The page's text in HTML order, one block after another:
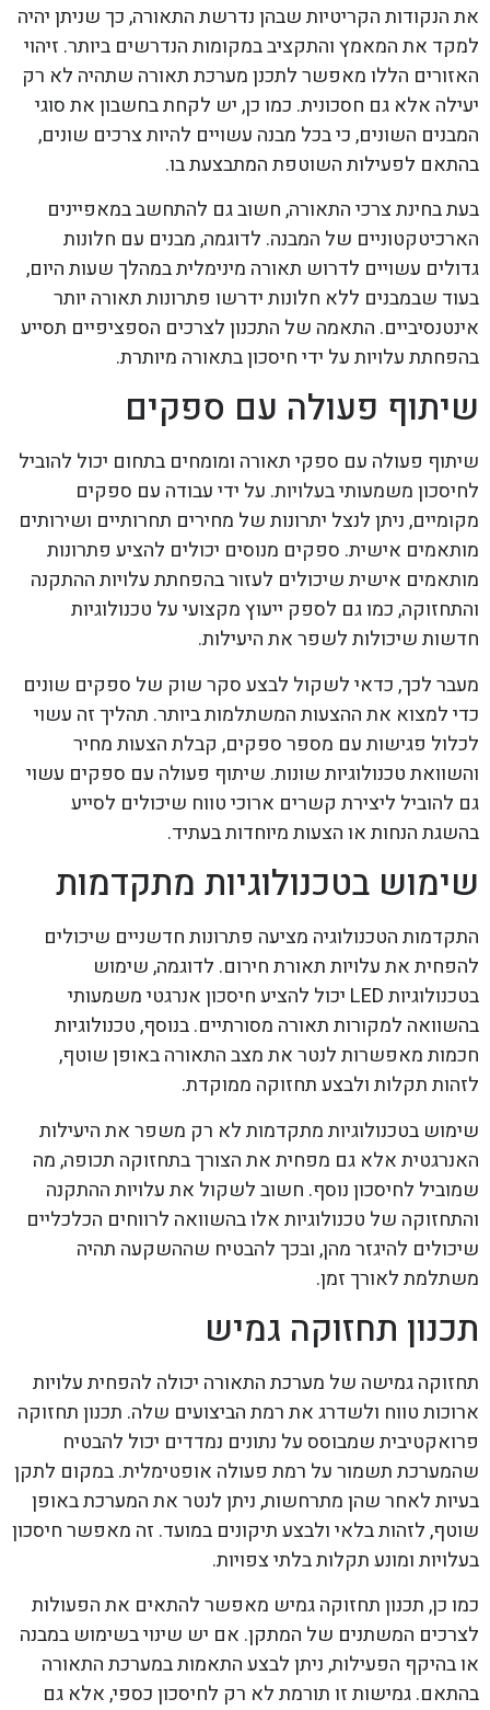
את הנקודות הקריטיות שבהן נדרשת התאורה, כך שניתן יהיה
למקד את המאמץ והתקציב במקומות הנדרשים ביותר. זיהוי
האזורים הללו מאפשר לתכנן מערכת תאורה שתהיה לא רק
יעילה אלא גם חסכונית. כמו כן, יש לקחת בחשבון את סוגי
המבנים השונים, כי בכל מבנה עשויים להיות צרכים שונים,
בהתאם לפעילות השוטפת המתבצעת בו.
בעת בחינת צרכי התאורה, חשוב גם להתחשב במאפיינים
הארכיטקטוניים של המבנה. לדוגמה, מבנים עם חלונות
גדולים עשויים לדרוש תאורה מינימלית במהלך שעות היום,
בעוד שבמבנים ללא חלונות ידרשו פתרונות תאורה יותר
אינטנסיביים. התאמה של התכנון לצרכים הספציפיים תסייע
בהפחתת עלויות על ידי חיסכון בתאורה מיותרת.
שיתוף פעולה עם ספקים
שיתוף פעולה עם ספקי תאורה ומומחים בתחום יכול להוביל
לחיסכון משמעותי בעלויות. על ידי עבודה עם ספקים
מקומיים, ניתן לנצל יתרונות של מחירים תחרותיים ושירותים
מותאמים אישית. ספקים מנוסים יכולים להציע פתרונות
מותאמים אישית שיכולים לעזור בהפחתת עלויות ההתקנה
והתחזוקה, כמו גם לספק ייעוץ מקצועי על טכנולוגיות
חדשות שיכולות לשפר את היעילות.
מעבר לכך, כדאי לשקול לבצע סקר שוק של ספקים שונים
כדי למצוא את ההצעות המשתלמות ביותר. תהליך זה עשוי
לכלול פגישות עם מספר ספקים, קבלת הצעות מחיר
והשוואת טכנולוגיות שונות. שיתוף פעולה עם ספקים עשוי
גם להוביל ליצירת קשרים ארוכי טווח שיכולים לסייע
בהשגת הנחות או הצעות מיוחדות בעתיד.
שימוש בטכנולוגיות מתקדמות
התקדמות הטכנולוגיה מציעה פתרונות חדשניים שיכולים
להפחית את עלויות תאורת חירום. לדוגמה, שימוש
בטכנולוגיות LED יכול להציע חיסכון אנרגטי משמעותי
בהשוואה למקורות תאורה מסורתיים. בנוסף, טכנולוגיות
חכמות מאפשרות לנטר את מצב התאורה באופן שוטף,
לזהות תקלות ולבצע תחזוקה ממוקדת.
שימוש בטכנולוגיות מתקדמות לא רק משפר את היעילות
האנרגטית אלא גם מפחית את הצורך בתחזוקה תכופה, מה
שמוביל לחיסכון נוסף. חשוב לשקול את עלויות ההתקנה
והתחזוקה של טכנולוגיות אלו בהשוואה לרווחים הכלכליים
שיכולים להיגזר מהן, ובכך להבטיח שההשקעה תהיה
משתלמת לאורך זמן.
תכנון תחזוקה גמיש
תחזוקה גמישה של מערכת התאורה יכולה להפחית עלויות
ארוכות טווח ולשדרג את רמת הביצועים שלה. תכנון תחזוקה
פרואקטיבית שמבוסס על נתונים נמדדים יכול להבטיח
שהמערכת תשמור על רמת פעולה אופטימלית. במקום לתקן
בעיות לאחר שהן מתרחשות, ניתן לנטר את המערכת באופן
שוטף, לזהות בלאי ולבצע תיקונים במועד. זה מאפשר חיסכון
בעלויות ומונע תקלות בלתי צפויות.
כמו כן, תכנון תחזוקה גמיש מאפשר להתאים את הפעולות
לצרכים המשתנים של המתקן. אם יש שינוי בשימוש במבנה
או בהיקף הפעילות, ניתן לבצע התאמות במערכת התאורה
בהתאם. גמישות זו תורמת לא רק לחיסכון כספי, אלא גם